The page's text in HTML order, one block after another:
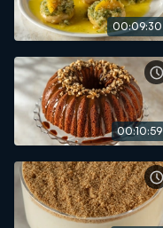
00:09:30
00:10:59